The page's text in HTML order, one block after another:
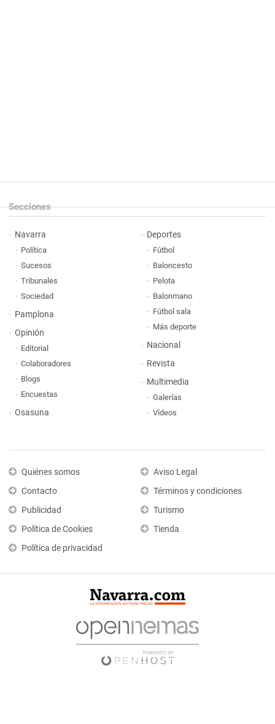
Secciones
Navarra
Política
Sucesos
Tribunales
Sociedad
Pamplona
Opinión
Editorial
Colaboradores
Blogs
Encuestas
Osasuna
Deportes
Fútbol
Baloncesto
Pelota
Balonmano
Fútbol sala
Más deporte
Nacional
Revista
Multimedia
Galerías
Vídeos
Quiénes somos
Contacto
Publicidad
Política de Cookies
Política de privacidad
Aviso Legal
Términos y condiciones
Turismo
Tienda